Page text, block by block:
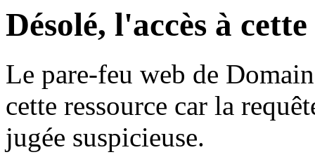
Désolé, l'accès à
Le pare-feu web de
cette ressource car la
jugée suspicieuse.